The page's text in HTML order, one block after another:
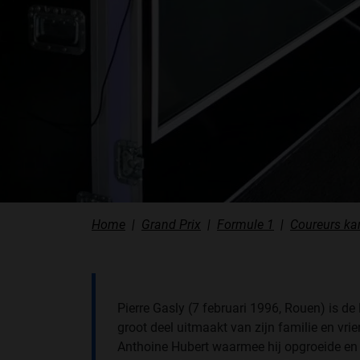
Home Grand Prix Formule 1 Coureurs
Pierre Gasly (7 februari 1996, Rouen) is
groot deel uitmaakt van zijn familie en
Anthoine Hubert waarmee hij opgroeide